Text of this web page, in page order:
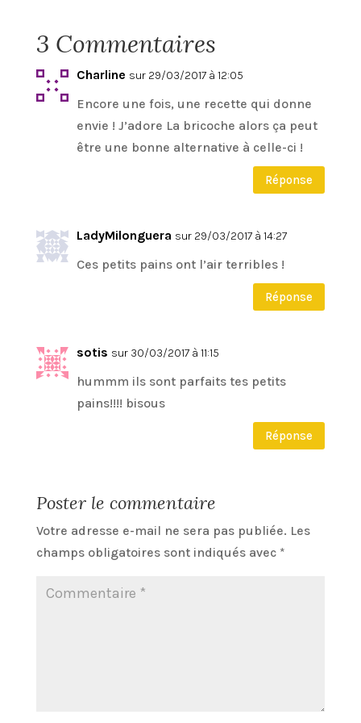
3 Commentaires
Charline sur 29/03/2017 à 12:05
Encore une fois, une recette qui donne
envie ! J’adore La bricoche alors ça peut
être une bonne alternative à celle-ci !
Réponse
LadyMilonguera sur 29/03/2017 à 14:27
Ces petits pains ont l’air terribles !
Réponse
sotis sur 30/03/2017 à 11:15
hummm ils sont parfaits tes petits
pains!!!! bisous
Réponse
Poster le commentaire
Votre adresse e-mail ne sera pas publiée. Les
champs obligatoires sont indiqués avec *